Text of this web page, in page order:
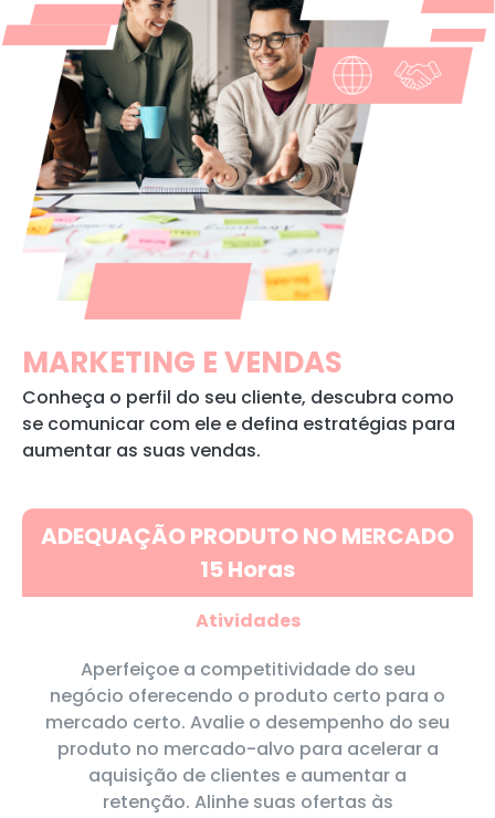
MARKETING E VENDAS
Conheça o perfil do seu cliente, descubra como
se comunicar com ele e defina estratégias para
aumentar as suas vendas.
ADEQUAÇÃO PRODUTO NO MERCADO
15 Horas
Atividades
Aperfeiçoe a competitividade do seu
negócio oferecendo o produto certo para o
mercado certo. Avalie o desempenho do seu
produto no mercado-alvo para acelerar a
aquisição de clientes e aumentar a
retenção. Alinhe suas ofertas às